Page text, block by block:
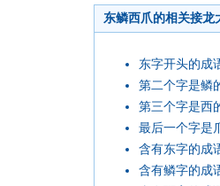
东鳞西爪的相关接龙
东字开头的成
第二个字是鳞
第三个字是西
最后一个字是
含有东字的成
含有鳞字的成